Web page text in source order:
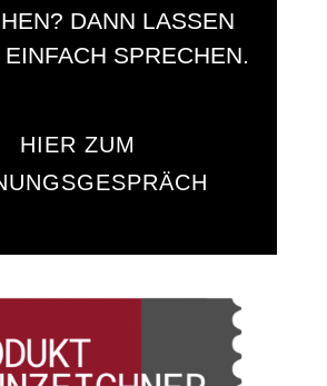
DANN LASSEN
SPRECHEN.
HIER ZUM